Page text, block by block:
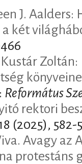
J. Aalders:
két
Kustár Zoltán:
Református
rektori
(2025), 582-
Avagy az
protestáns